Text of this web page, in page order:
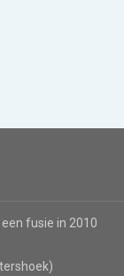
fusie in 2010